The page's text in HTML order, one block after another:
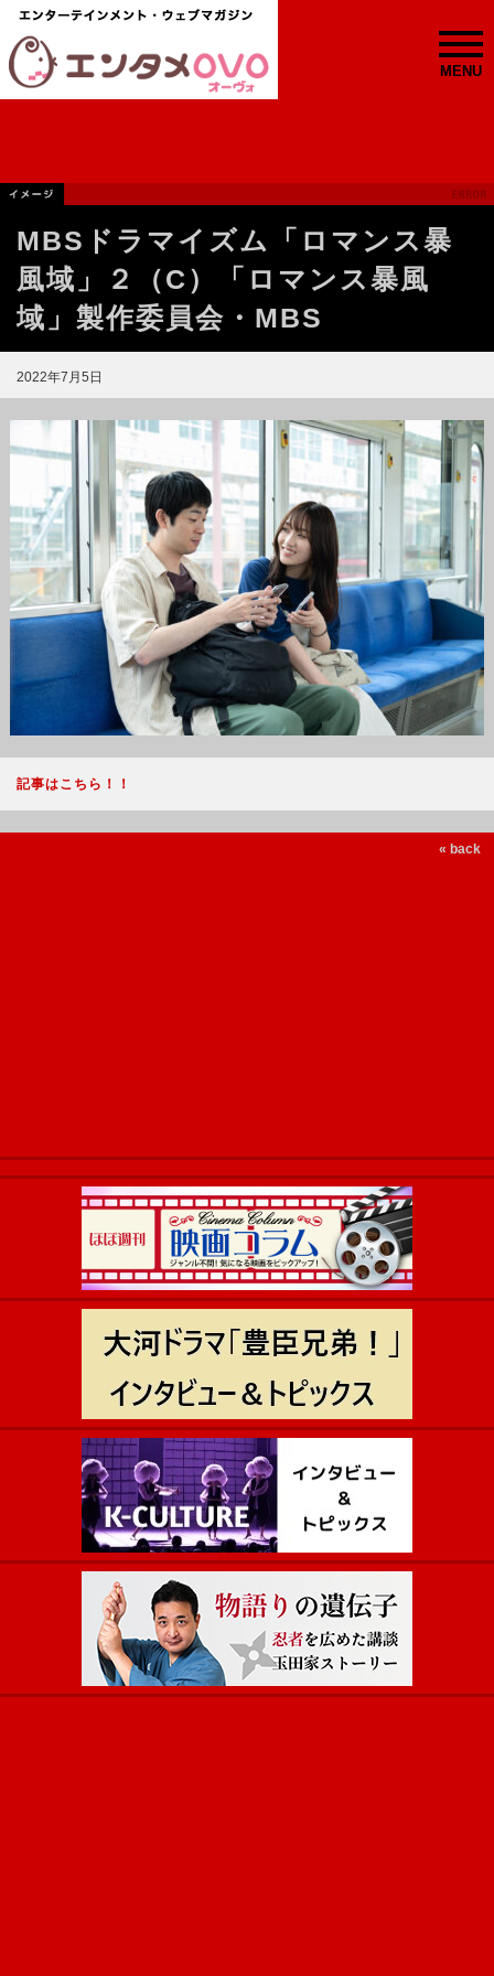
MENU
MBSドラマイズム「ロマンス暴
風域」２（C）「ロマンス暴風
域」製作委員会・MBS
2022年7月5日
記事はこちら！！
« back